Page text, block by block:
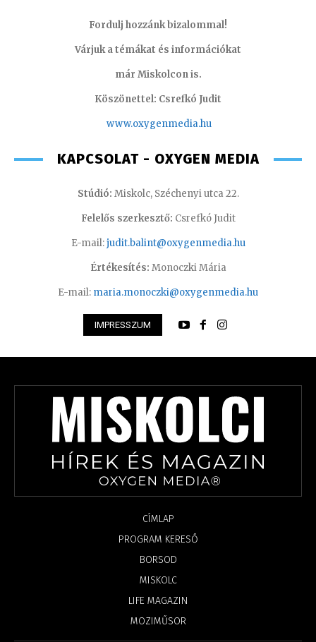
Fordulj hozzánk bizalommal!
Várjuk a témákat és információkat
már Miskolcon is.
Köszönettel: Csrefkó Judit
www.oxygenmedia.hu
KAPCSOLAT - OXYGEN MEDIA
Stúdió: Miskolc, Széchenyi utca 22.
Felelős szerkesztő: Csrefkó Judit
E-mail:judit.balint@oxygenmedia.hu
Értékesítés: Monoczki Mária
E-mail: maria.monoczki@oxygenmedia.hu
IMPRESSZUM
CÍMLAP
PROGRAM KERESŐ
BORSOD
MISKOLC
LIFE MAGAZIN
MOZIMŰSOR